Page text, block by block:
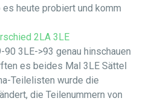
es heute probiert und komm
2LA 3LE
90 3LE->93 genau hinschauen
es beides Mal 3LE Sättel
Teilelisten wurde die
die Teilenummern von